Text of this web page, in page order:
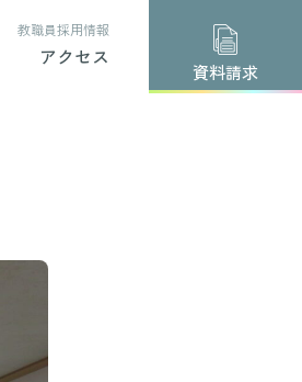
教職員採用情報
アクセス
資料請求